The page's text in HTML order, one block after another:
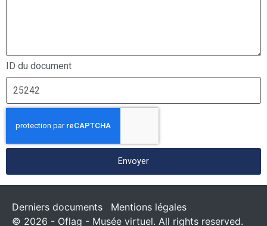
ID du document
Envoyer
Derniers documents
Mentions légales
© 2026 - Oflag - Musée virtuel. All rights reserved.